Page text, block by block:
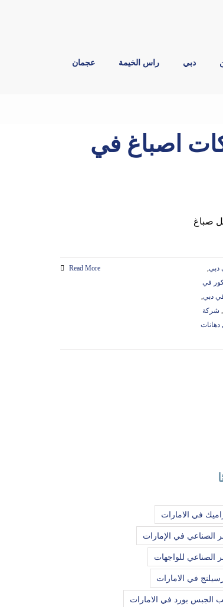
دبي راس الخيمة عجمان
|0544026642| شركات اصباغ في
دبي,
في
دبي,
, شركة
Read More
في الامارات
الصناعي في الإمارات
الصناعي للواجهات
في الامارات
الجبس بورد في الامارات